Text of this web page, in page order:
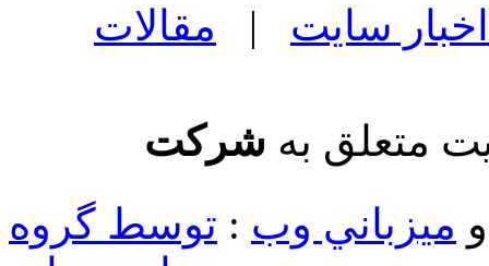
اخبار سایت | مقالات
متعلق به شرکت
ميزباني وب : توسط گروه